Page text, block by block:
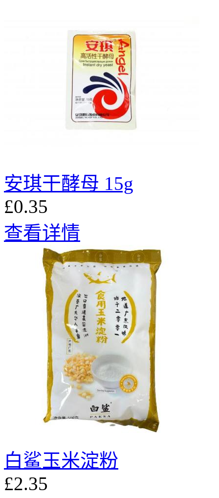
安琪干酵母 15g
£0.35
查看详情
白鲨玉米淀粉
£2.35